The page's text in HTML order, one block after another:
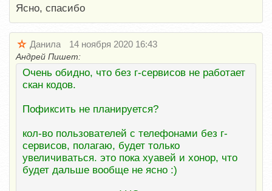
Ясно, спасибо
Данила 14 ноября 2020 16:43
Андрей Пишет:
Очень обидно, что без г-сервисов не работает
скан кодов.
Пофиксить не планируется?
кол-во пользователей с телефонами без г-
сервисов, полагаю, будет только
увеличиваться. это пока хуавей и хонор, что
будет дальше вообще не ясно :)